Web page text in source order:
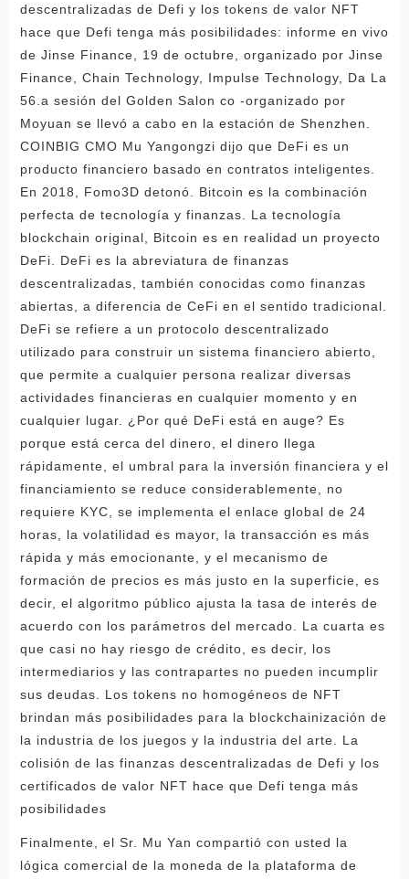
descentralizadas de Defi y los tokens de valor NFT
hace que Defi tenga más posibilidades: informe en vivo
de Jinse Finance, 19 de octubre, organizado por Jinse
Finance, Chain Technology, Impulse Technology, Da La
56.a sesión del Golden Salon co -organizado por
Moyuan se llevó a cabo en la estación de Shenzhen.
COINBIG CMO Mu Yangongzi dijo que DeFi es un
producto financiero basado en contratos inteligentes.
En 2018, Fomo3D detonó. Bitcoin es la combinación
perfecta de tecnología y finanzas. La tecnología
blockchain original, Bitcoin es en realidad un proyecto
DeFi. DeFi es la abreviatura de finanzas
descentralizadas, también conocidas como finanzas
abiertas, a diferencia de CeFi en el sentido tradicional.
DeFi se refiere a un protocolo descentralizado
utilizado para construir un sistema financiero abierto,
que permite a cualquier persona realizar diversas
actividades financieras en cualquier momento y en
cualquier lugar. ¿Por qué DeFi está en auge? Es
porque está cerca del dinero, el dinero llega
rápidamente, el umbral para la inversión financiera y el
financiamiento se reduce considerablemente, no
requiere KYC, se implementa el enlace global de 24
horas, la volatilidad es mayor, la transacción es más
rápida y más emocionante, y el mecanismo de
formación de precios es más justo en la superficie, es
decir, el algoritmo público ajusta la tasa de interés de
acuerdo con los parámetros del mercado. La cuarta es
que casi no hay riesgo de crédito, es decir, los
intermediarios y las contrapartes no pueden incumplir
sus deudas. Los tokens no homogéneos de NFT
brindan más posibilidades para la blockchainización de
la industria de los juegos y la industria del arte. La
colisión de las finanzas descentralizadas de Defi y los
certificados de valor NFT hace que Defi tenga más
posibilidades
Finalmente, el Sr. Mu Yan compartió con usted la
lógica comercial de la moneda de la plataforma de